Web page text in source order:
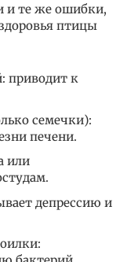
и те же ошибки,
птицы
приводит к
семечки):
печени.
или
депрессию и